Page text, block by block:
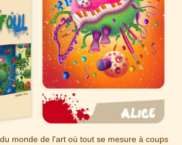
monde de l'art où tout se mesure à coups